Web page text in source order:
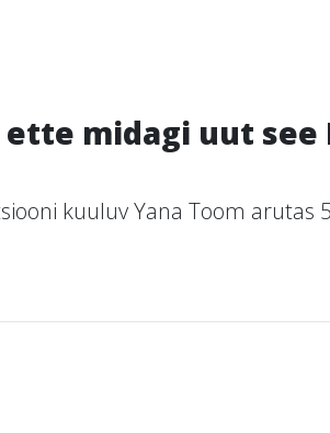
midagi uut see
kuuluv Yana Toom arutas